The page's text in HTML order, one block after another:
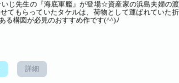
いじ先生の『海底軍艦』が登場☆資産家の浜島夫婦の
てもらっていたタケルは、荷物として運ばれていた
る構図が必見のおすすめ作です(^^)ﾉ
詳細